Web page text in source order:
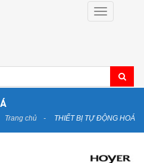
Toggle
navigation
Trang chủ THIẾT BỊ TỰ ĐỘNG HOÁ